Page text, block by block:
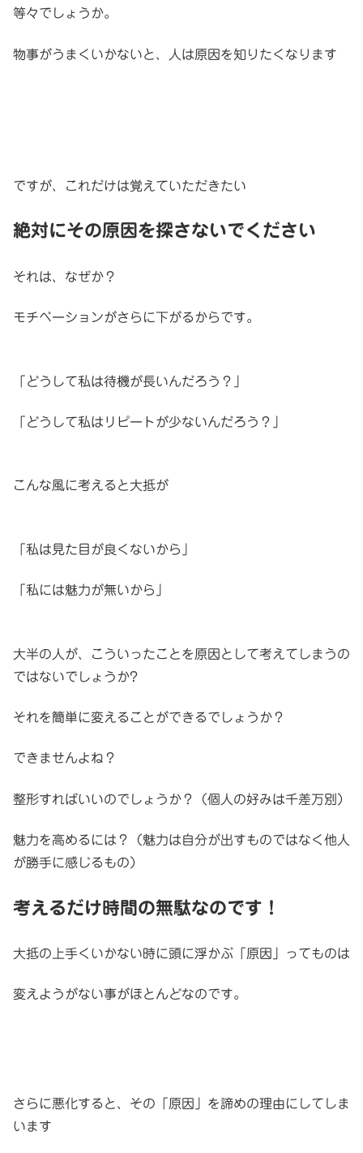
等々でしょうか。
物事がうまくいかないと、人は原因を知りたくなります
ですが、これだけは覚えていただきたい
絶対にその原因を探さないでください
それは、なぜか？
モチベーションがさらに下がるからです。
「どうして私は待機が長いんだろう？」
「どうして私はリピートが少ないんだろう？」
こんな風に考えると大抵が
「私は見た目が良くないから」
「私には魅力が無いから」
大半の人が、こういったことを原因として考えてしまうの
ではないでしょうか?
それを簡単に変えることができるでしょうか？
できませんよね？
整形すればいいのでしょうか？（個人の好みは千差万別）
魅力を高めるには？（魅力は自分が出すものではなく他人
が勝手に感じるもの）
考えるだけ時間の無駄なのです！
大抵の上手くいかない時に頭に浮かぶ「原因」ってものは
変えようがない事がほとんどなのです。
さらに悪化すると、その「原因」を諦めの理由にしてしま
います